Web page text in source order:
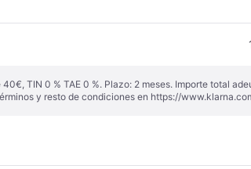
TIN 0 % TAE 0 %. Plazo: 2 meses. Importe total
y resto de condiciones en https://